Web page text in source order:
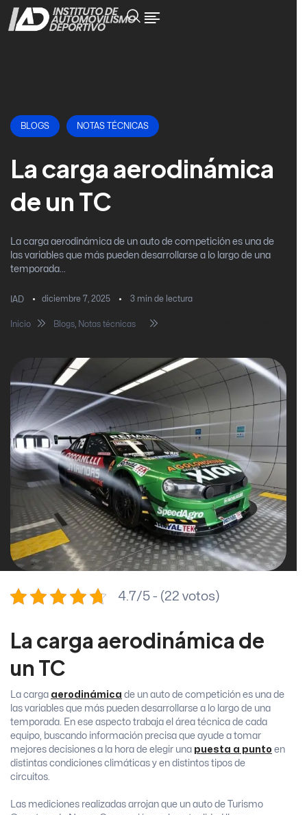
BLOGS NOTAS TÉCNICAS
La carga aerodinámica
de un TC
La carga aerodinámica de un auto de competición es una de
las variables que más pueden desarrollarse a lo largo de una
temporada...
IAD diciembre 7, 2025 3 min de lectura
Inicio Blogs, Notas técnicas
4.7/5 - (22 votos)
La carga aerodinámica de
un TC
La carga aerodinámica de un auto de competición es una de
las variables que más pueden desarrollarse a lo largo de una
temporada. En ese aspecto trabaja el área técnica de cada
equipo, buscando información precisa que ayude a tomar
mejores decisiones a la hora de elegir una puesta a punto en
distintas condiciones climáticas y en distintos tipos de
circuitos.
Las mediciones realizadas arrojan que un auto de Turismo